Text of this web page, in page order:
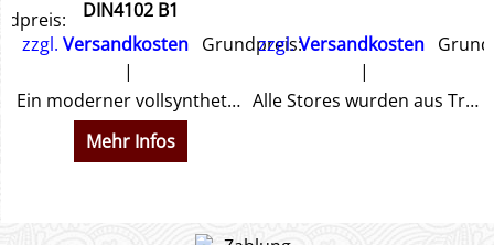
DIN4102 B1
zzgl.Versandkosten Grundpreis:
Ein moderner vollsynthetischer Dekorationsstoff, permanent schwer entflammbar nach DIN4102B1. Sehr feiner Webstruktur. Bereits mit eingewebtem Bleiband.
Mehr Infos
zzgl.Versandkosten
Alle Stores wurden aus Trevira CS permanent flammenhemmend schwer entflammbar nach DIN4102B1 hergestellt. Sie erhalten ein Zertifikat.